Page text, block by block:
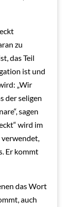
zu
das Teil
ist und
„Wir
der seligen
sagen
wird im
Er kommt
das Wort
auch